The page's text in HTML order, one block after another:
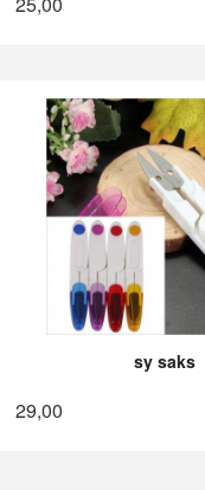
sy saks
29,00